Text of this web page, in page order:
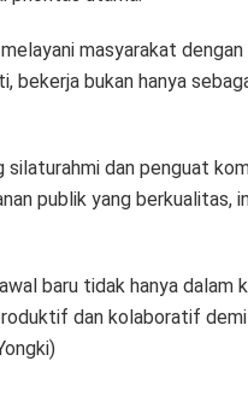
masyarakat
bekerja bukan hanya
silaturahmi dan penguat
publik yang berkualitas,
baru tidak hanya
dan kolaboratif